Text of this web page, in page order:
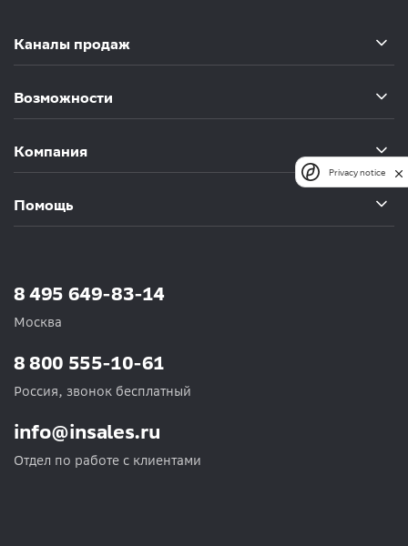
Каналы продаж
Возможности
Компания
Помощь
8 495 649-83-14
Москва
info@insales.ru
Отдел по работе с клиентами
8 800 555-10-61
Россия, звонок бесплатный
Privacy notice